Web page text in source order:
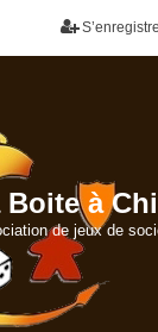
Boite à
de jeux de